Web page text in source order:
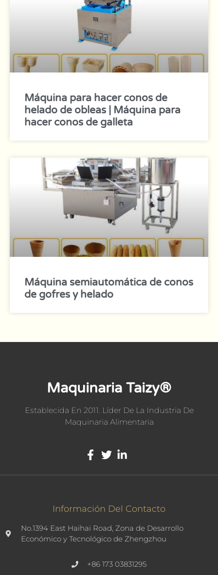
Máquina para hacer conos de
helado de obleas | Máquina para
hacer conos de galleta
Máquina semiautomática de conos
de gofres y helado
Maquinaria Taizy®
Establecida En 2011. Líder De La Industria De
Maquinaria Alimentaria
Información Del Contacto
No.1394 East Haihai Road, Zona de Desarrollo
Económico y Tecnológico de Zhengzhou
+86 173 03831295